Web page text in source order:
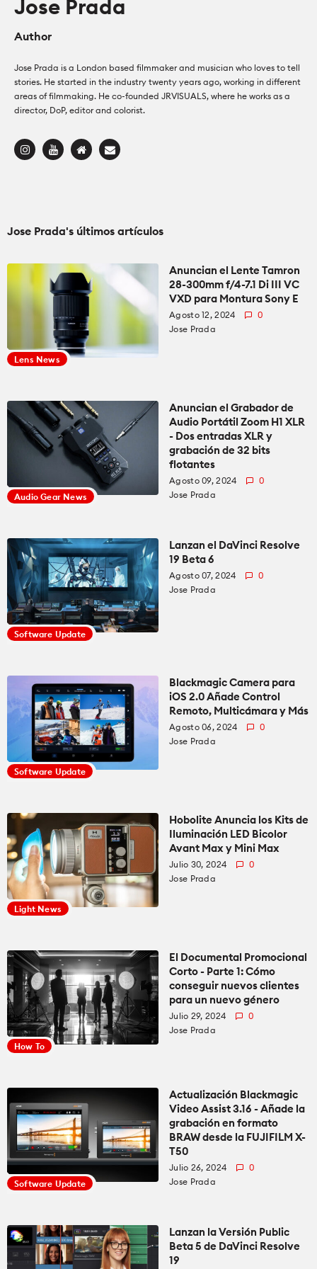
Iluminación
Audio
Software
Cámaras
Iluminación
Audio
Software
Lentes
Cómo se Hace
Education for Filmmakers
English
Jose Prada
Author
Jose Prada is a London based filmmaker and musician who loves to tell
stories. He started in the industry twenty years ago, working in different
areas of filmmaking. He co-founded JRVISUALS, where he works as a
director, DoP, editor and colorist.
Jose Prada's últimos artículos
Lens News
Anuncian el Lente Tamron
28-300mm f/4-7.1 Di III VC
VXD para Montura Sony E
Agosto 12, 2024
0
Jose Prada
Audio Gear News
Anuncian el Grabador de
Audio Portátil Zoom H1 XLR
- Dos entradas XLR y
grabación de 32 bits
flotantes
Agosto 09, 2024
0
Jose Prada
Software Update
Lanzan el DaVinci Resolve
19 Beta 6
Agosto 07, 2024
0
Jose Prada
Software Update
Blackmagic Camera para
iOS 2.0 Añade Control
Remoto, Multicámara y Más
Agosto 06, 2024
0
Jose Prada
Light News
Hobolite Anuncia los Kits de
Iluminación LED Bicolor
Avant Max y Mini Max
Julio 30, 2024
0
Jose Prada
How To
El Documental Promocional
Corto - Parte 1: Cómo
conseguir nuevos clientes
para un nuevo género
Julio 29, 2024
0
Jose Prada
Software Update
Actualización Blackmagic
Video Assist 3.16 - Añade la
grabación en formato
BRAW desde la FUJIFILM X-
T50
Julio 26, 2024
0
Jose Prada
Lanzan la Versión Public
Beta 5 de DaVinci Resolve
19